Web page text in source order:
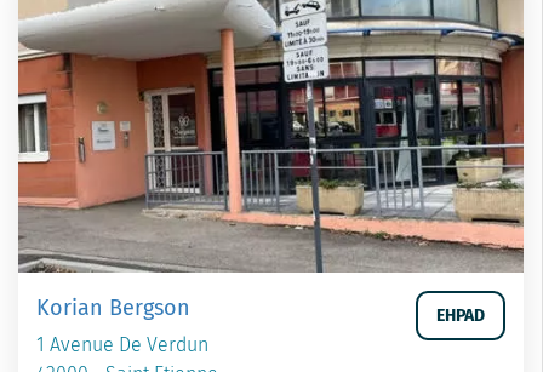
Korian Bergson
1 Avenue De Verdun
EHPAD